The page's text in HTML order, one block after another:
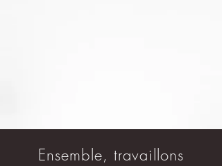
Ensemble, travaillons